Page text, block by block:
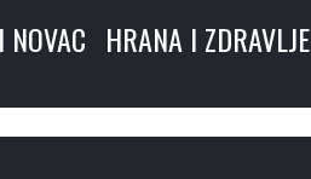
NOVAC HRANA I ZDRAVLJE